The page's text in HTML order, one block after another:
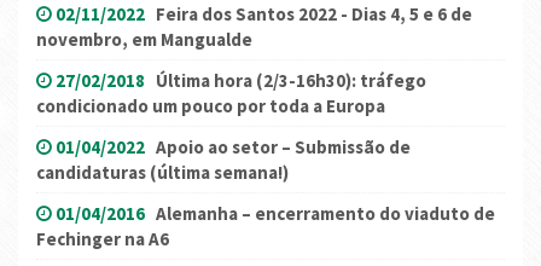
02/11/2022 Feira dos Santos 2022 - Dias 4, 5 e 6 de
novembro, em Mangualde
27/02/2018 Última hora (2/3-16h30): tráfego
condicionado um pouco por toda a Europa
01/04/2022 Apoio ao setor – Submissão de
candidaturas (última semana!)
01/04/2016 Alemanha – encerramento do viaduto de
Fechinger na A6